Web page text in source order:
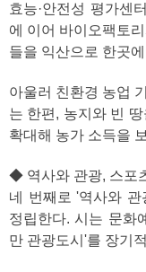
효능·안전성 평가센
에 이어 바이오팩토
들을 익산으로 한곳
아울러 친환경 농업
는 한편, 농지와 빈
확대해 농가 소득을
◆ 역사와 관광, 스포
네 번째로 '역사와
정립한다. 시는 문화
만 관광도시'를 장기